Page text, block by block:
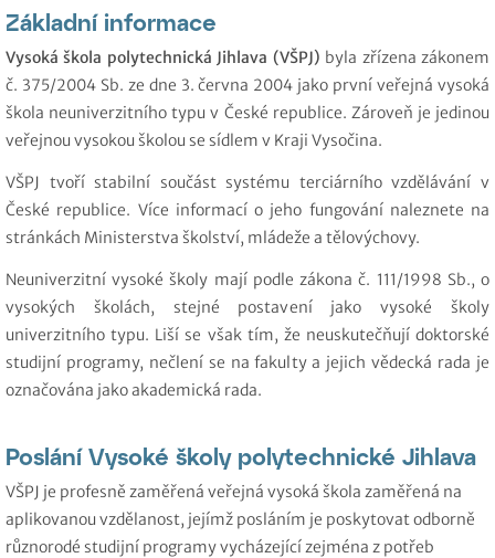
Základní informace
Vysoká škola polytechnická Jihlava (VŠPJ) byla zřízena zákonem
č. 375/2004 Sb. ze dne 3. června 2004 jako první veřejná vysoká
škola neuniverzitního typu v České republice. Zároveň je jedinou
veřejnou vysokou školou se sídlem v Kraji Vysočina.
VŠPJ tvoří stabilní součást systému terciárního vzdělávání v
České republice. Více informací o jeho fungování naleznete na
stránkách Ministerstva školství, mládeže a tělovýchovy.
Neuniverzitní vysoké školy mají podle zákona č. 111/1998 Sb., o
vysokých školách, stejné postavení jako vysoké školy
univerzitního typu. Liší se však tím, že neuskutečňují doktorské
studijní programy, nečlení se na fakulty a jejich vědecká rada je
označována jako akademická rada.
Poslání Vysoké školy polytechnické Jihlava
VŠPJ je profesně zaměřená veřejná vysoká škola zaměřená na
aplikovanou vzdělanost, jejímž posláním je poskytovat odborně
různorodé studijní programy vycházející zejména z potřeb